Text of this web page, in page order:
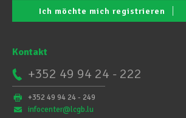
Ich möchte mich registrieren
Kontakt
+352 49 94 24 - 222
+352 49 94 24 - 249
infocenter@lcgb.lu